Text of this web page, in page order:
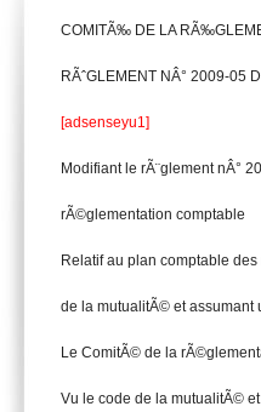
COMITÃ‰ DE LA
RÃˆGLEMENT NÂ° 2009-05
[adsenseyu1]
Modifiant le rÃ¨glement nÂ°
rÃ©glementation comptable
Relatif au plan comptable
de la mutualitÃ© et
Le ComitÃ© de la
Vu le code de la mutualitÃ©